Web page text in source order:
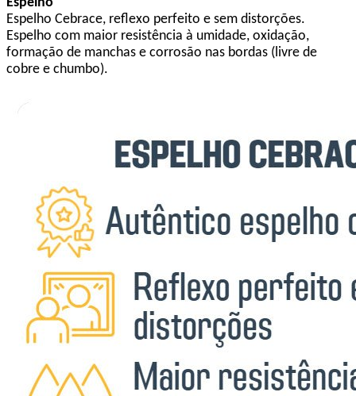
Espelho
Espelho Cebrace, reflexo perfeito e sem distorções.
Espelho com maior resistência à umidade, oxidação,
formação de manchas e corrosão nas bordas (livre de
cobre e chumbo).